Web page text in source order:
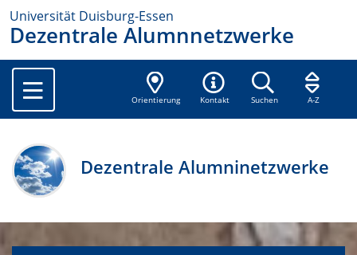
Universität Duisburg-Essen
Dezentrale Alumnnetzwerke
Orientierung Kontakt Suchen A-Z
Dezentrale Alumninetzwerke